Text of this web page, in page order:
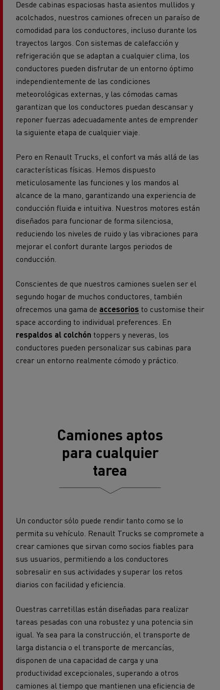
Desde cabinas espaciosas hasta asientos mullidos y
acolchados, nuestros camiones ofrecen un paraíso de
comodidad para los conductores, incluso durante los
trayectos largos. Con sistemas de calefacción y
refrigeración que se adaptan a cualquier clima, los
conductores pueden disfrutar de un entorno óptimo
independientemente de las condiciones
meteorológicas externas, y las cómodas camas
garantizan que los conductores puedan descansar y
reponer fuerzas adecuadamente antes de emprender
la siguiente etapa de cualquier viaje.
Pero en Renault Trucks, el confort va más allá de las
características físicas. Hemos dispuesto
meticulosamente las funciones y los mandos al
alcance de la mano, garantizando una experiencia de
conducción fluida e intuitiva. Nuestros motores están
diseñados para funcionar de forma silenciosa,
reduciendo los niveles de ruido y las vibraciones para
mejorar el confort durante largos periodos de
conducción.
Conscientes de que nuestros camiones suelen ser el
segundo hogar de muchos conductores, también
ofrecemos una gama de accesorios to customise their
space according to individual preferences. En
respaldos al colchón toppers y neveras, los
conductores pueden personalizar sus cabinas para
crear un entorno realmente cómodo y práctico.
Camiones aptos
para cualquier
tarea
Un conductor sólo puede rendir tanto como se lo
permita su vehículo. Renault Trucks se compromete a
crear camiones que sirvan como socios fiables para
sus usuarios, permitiendo a los conductores
sobresalir en sus actividades y superar los retos
diarios con facilidad y eficiencia.
Ouestras carretillas están diseñadas para realizar
tareas pesadas con una robustez y una potencia sin
igual. Ya sea para la construcción, el transporte de
larga distancia o el transporte de mercancías,
disponen de una capacidad de carga y una
productividad excepcionales, superando a otros
camiones al tiempo que mantienen una eficiencia de